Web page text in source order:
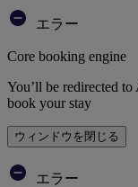
エラー
Core booking engine
You’ll be redirected
book your stay
ウィンドウを閉じる
エラー